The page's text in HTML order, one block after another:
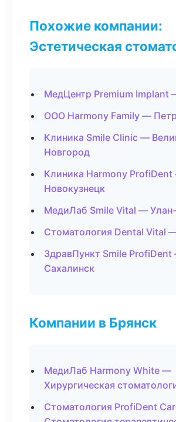
Похожие компании:
Эстетическая
МедЦентр Premium Implant
ООО Harmony Family —
Клиника Smile Clinic —
Новгород
Клиника Harmony
Новокузнецк
МедиЛаб Smile Vital —
Стоматология Dental Vital
ЗдравПункт Smile
Сахалинск
Компании в Брянск
МедиЛаб Harmony White —
Хирургическая
Стоматология ProfiDent